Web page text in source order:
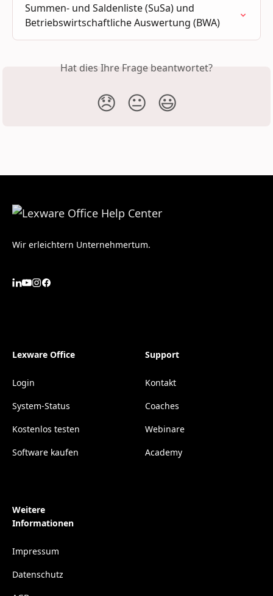
Summen- und Saldenliste (SuSa) und
Betriebswirtschaftliche Auswertung (BWA)
Hat dies Ihre Frage beantwortet?
😞 😐 😃
Wir erleichtern Unternehmertum.
Lexware Office
Login
System-Status
Kostenlos testen
Software kaufen
Support
Kontakt
Coaches
Webinare
Academy
Weitere
Informationen
Impressum
Datenschutz